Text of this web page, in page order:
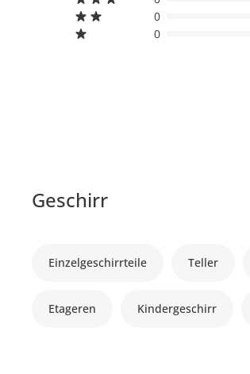
0
0
Geschirr
Einzelgeschirrteile Teller
Etageren Kindergeschirr